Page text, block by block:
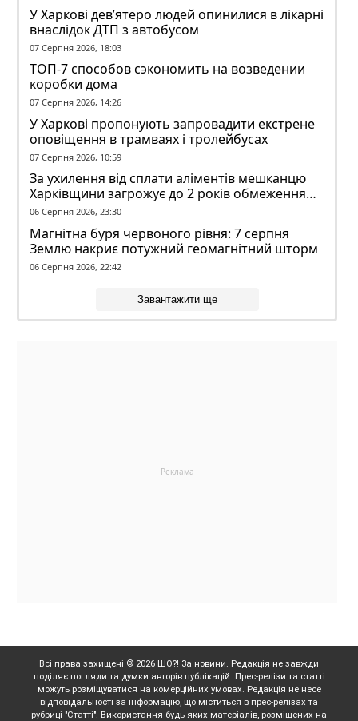
У Харкові дев’ятеро людей опинилися в лікарні
внаслідок ДТП з автобусом
07 Серпня 2026, 18:03
ТОП-7 способов сэкономить на возведении
коробки дома
07 Серпня 2026, 14:26
У Харкові пропонують запровадити екстрене
оповіщення в трамваях і тролейбусах
07 Серпня 2026, 10:59
За ухилення від сплати аліментів мешканцю
Харківщини загрожує до 2 років обмеження
волі
06 Серпня 2026, 23:30
Магнітна буря червоного рівня: 7 серпня
Землю накриє потужний геомагнітний шторм
06 Серпня 2026, 22:42
Завантажити ще
Всі права захищені © 2026 ШО?! За новини. Редакція не завжди
поділяє погляди та думки авторів публікацій. Прес-релізи та статті
можуть розміщуватися на комерційних умовах. Редакція не несе
відповідальності за інформацію, що міститься в прес-релізах та
рубриці "Статті". Використання будь-яких матеріалів, розміщених на